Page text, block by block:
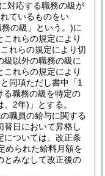
に対応する職務の級が
ているものをい
の級」という。)に
これらの規定により
れらの規定により切
級以外の職務の級に
これらの規定により
同項ただし書中「1
る職務の級を特定の
、2年) 」とする。
職員の給与に関する
替日において昇格し
については、改正条
められた給料月額を
とみなして改正後の